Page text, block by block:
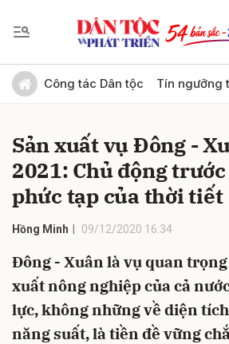
Công tác Dân tộc Tín ngưỡng
Sản xuất vụ Đông -
2021: Chủ động
phức tạp của thời tiết
Hồng Minh 09/12/2020 16:34
Đông - Xuân là vụ quan
xuất nông nghiệp của cả
lực, không những về diện
năng suất, là tiền đề vững
Gửi bình luận